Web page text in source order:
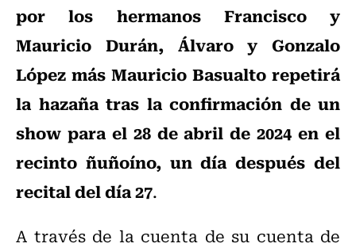
por los hermanos Francisco y
Mauricio Durán, Álvaro y Gonzalo
López más Mauricio Basualto repetirá
la hazaña tras la confirmación de un
show para el 28 de abril de 2024 en el
recinto ñuñoíno, un día después del
recital del día 27.
A través de la cuenta de su cuenta de